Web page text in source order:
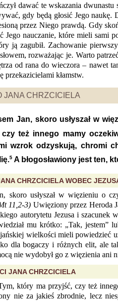
dawać te wskazania
gdy będą głosić Jego
przez Niego prawdą. Gdy
Jego nauczanie, które mieli sami
ją zagubił. Zachowanie
rozważając je. Warto
od rana do wieczora – nawet
przekazicielami kłamstw.
JANA CHRZCICIELA
Jan, skoro usłyszał w
też innego mamy
wzrok odzyskują, chromi
5 A błogosławiony jest ten,
CHRZCICIELA WOBEC
skoro usłyszał w więzieniu o
11,2-3) Uwięziony przez Heroda
autorytetu Jezusa i szacunek
mu krótko: „Tak, jestem”
wielkości mieli powiedzieć
dla bogaczy i różnych elit, ale
nie wydobył go z więzienia ani
JANA CHRZCICIELA
który ma przyjść, czy też
nie za jakieś zbrodnie, lecz